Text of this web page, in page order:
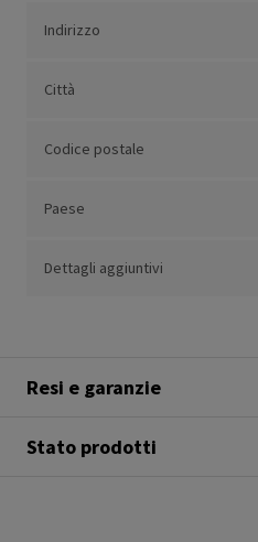
Indirizzo
Città
Codice postale
Paese
Dettagli aggiuntivi
Resi e garanzie
Stato prodotti